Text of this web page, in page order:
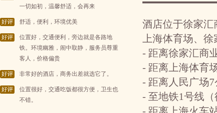
一切如初，温馨舒适，会再来
好评 舒适，便利，环境优美
好评
位置好，交通便利，旁边就是各路地
铁。环境幽雅，闹中取静，服务员尊重
客人，价格偏贵
好评 非常好的酒店，商务出差就选它了。
好评
位置很好，交通吃饭都很方便，卫生也
不错。
酒店位于徐家
上海体育场、
- 距离徐家汇商
- 距离上海体育
- 距离人民广场
- 至地铁1号线